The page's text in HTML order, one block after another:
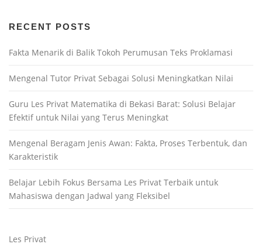
RECENT POSTS
Fakta Menarik di Balik Tokoh Perumusan Teks Proklamasi
Mengenal Tutor Privat Sebagai Solusi Meningkatkan Nilai
Guru Les Privat Matematika di Bekasi Barat: Solusi Belajar
Efektif untuk Nilai yang Terus Meningkat
Mengenal Beragam Jenis Awan: Fakta, Proses Terbentuk, dan
Karakteristik
Belajar Lebih Fokus Bersama Les Privat Terbaik untuk
Mahasiswa dengan Jadwal yang Fleksibel
Les Privat